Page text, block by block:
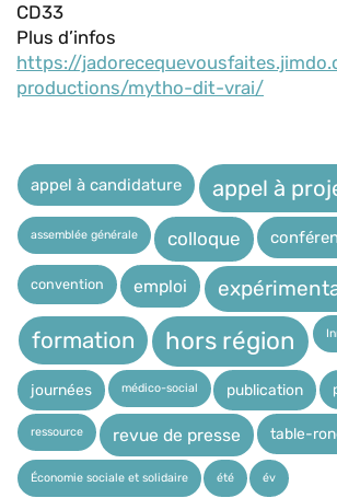
CD33
Plus d’infos
https://
productions/mytho-dit-vrai/
appel à candidature appel à
assemblée générale colloque
convention emploi
formation hors région
journées médico-social publication
ressource revue de presse table-
Économie sociale et solidaire été év